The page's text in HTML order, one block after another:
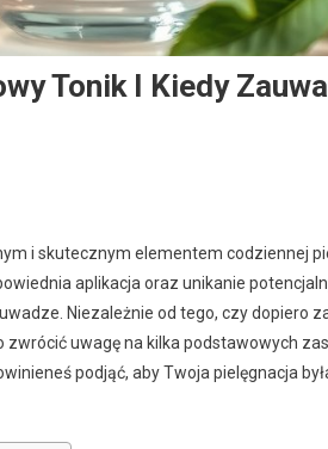
Tonik I Kiedy
i skutecznym elementem codziennej
aplikacja oraz unikanie
Niezależnie od tego, czy dopiero
uwagę na kilka podstawowych
podjąć, aby Twoja pielęgnacja